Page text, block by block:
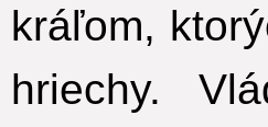
kráľom,
hriechy.